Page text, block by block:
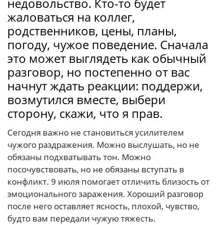
жаловаться на коллег,
родственников, цены, планы,
погоду, чужое поведение. Сначала
это может выглядеть как обычный
разговор, но постепенно от вас
начнут ждать реакции: поддержи,
возмутился вместе, выбери
сторону, скажи, что я прав.
Сегодня важно не становиться усилителем
чужого раздражения. Можно выслушать, но не
обязаны подхватывать тон. Можно
посочувствовать, но не обязаны вступать в
конфликт. 9 июля помогает отличить близость от
эмоционального заражения. Хороший разговор
после него оставляет ясность, плохой, чувство,
будто вам передали чужую тяжесть.